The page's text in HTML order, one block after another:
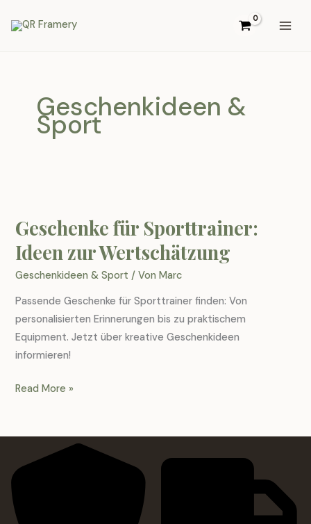
Inhalt
Geschenkideen &
Sport
Geschenke für Sporttrainer:
Ideen zur Wertschätzung
Geschenkideen & Sport / VonMarc
Passende Geschenke für Sporttrainer finden: Von
personalisierten Erinnerungen bis zu praktischem
Equipment. Jetzt über kreative Geschenkideen
informieren!
Geschenke
zur
Read More »